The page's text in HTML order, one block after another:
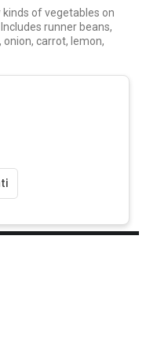
of vegetables on
runner beans,
carrot, lemon,